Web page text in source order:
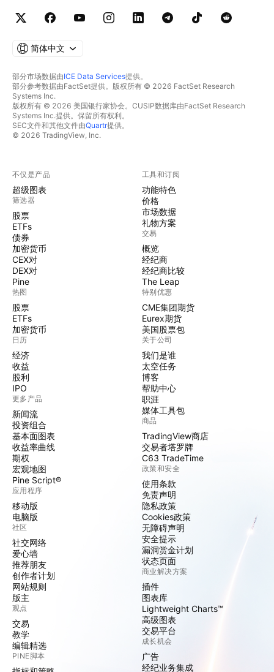
简体中文
部分市场数据由ICE Data Services提供。
部分参考数据由FactSet提供。版权所有 © 2026 FactSet Research
Systems Inc.
版权所有 © 2026 美国银行家协会。CUSIP数据库由FactSet Research
Systems Inc.提供。保留所有权利。
SEC文件和其他文件由Quartr提供。
© 2026 TradingView, Inc.
不仅是产品
超级图表
筛选器
股票
ETFs
债券
加密货币
CEX对
DEX对
Pine
热图
股票
ETFs
加密货币
日历
经济
收益
股利
IPO
更多产品
新闻流
投资组合
基本面图表
收益率曲线
期权
宏观地图
Pine Script®
应用程序
移动版
电脑版
社区
社交网络
爱心墙
推荐朋友
创作者计划
网站规则
版主
观点
交易
教学
编辑精选
PINE脚本
工具和订阅
功能特色
价格
市场数据
礼物方案
交易
概览
经纪商
经纪商比较
The Leap
特别优惠
CME集团期货
Eurex期货
美国股票包
关于公司
我们是谁
太空任务
博客
帮助中心
职涯
媒体工具包
商品
TradingView商店
交易者塔罗牌
C63 TradeTime
政策和安全
使用条款
免责声明
隐私政策
Cookies政策
无障碍声明
安全提示
漏洞赏金计划
状态页面
商业解决方案
插件
图表库
Lightweight Charts™
高级图表
交易平台
成长机会
广告
经纪业务集成